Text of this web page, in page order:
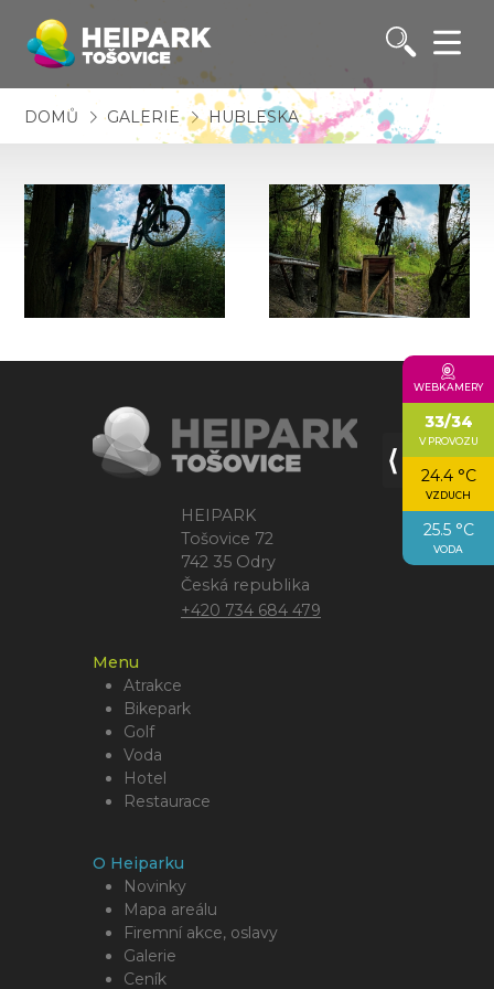
⟨
WEBKAMERY
33/34
V PROVOZU
24.4 °C
VZDUCH
25.5 °C
VODA
DOMŮ GALERIE HUBLESKA
HEIPARK
Tošovice 72
742 35 Odry
Česká republika
+420 734 684 479
Menu
Atrakce
Bikepark
Golf
Voda
Hotel
Restaurace
O Heiparku
Novinky
Mapa areálu
Firemní akce, oslavy
Galerie
Ceník